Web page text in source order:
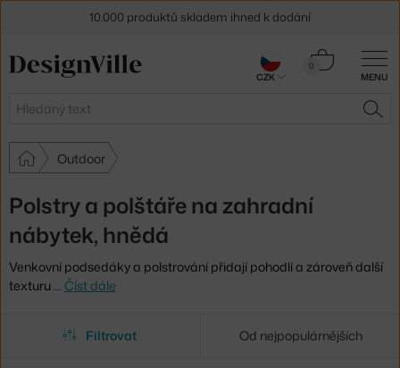
MENU
Hledat
0
Košík
Outdoor
Polstry a polštáře na zahradní
nábytek, hnědá
Venkovní podsedáky a polstrování přidají pohodlí a zároveň další
texturu … Číst dále
Filtrovat Od nejpopulárnějších
10.000 produktů skladem ihned k dodání
Sleva 5 % pro odběratele
CZK